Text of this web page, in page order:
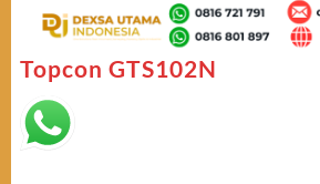
Topcon GTS102N